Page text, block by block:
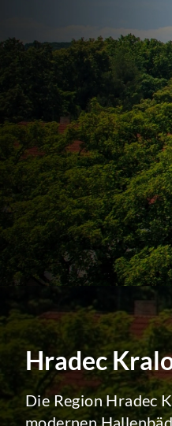
Hradec
Die Region Hradec
modernen